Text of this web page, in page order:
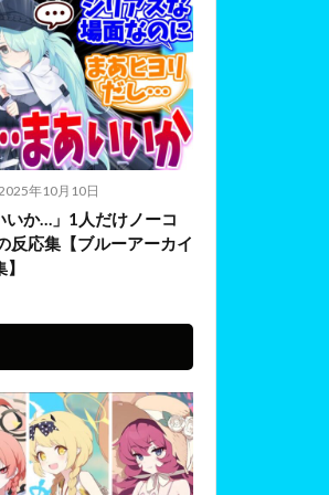
年10月10日
いか…」1人だけノーコ
反応集【ブルーアーカイ